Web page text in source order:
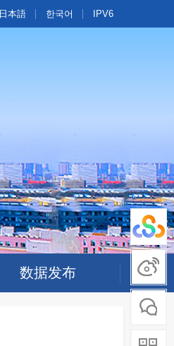
日本語 한국어 IPV6
数据发布